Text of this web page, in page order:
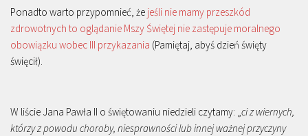
Ponadto warto przypomnieć, że jeśli nie mamy przeszkód
zdrowotnych to oglądanie Mszy Świętej nie zastępuje moralnego
obowiązku wobec III przykazania (Pamiętaj, abyś dzień święty
święcił).
W liście Jana Pawła II o świętowaniu niedzieli czytamy: „ci z wiernych,
którzy z powodu choroby, niesprawności lub innej ważnej przyczyny